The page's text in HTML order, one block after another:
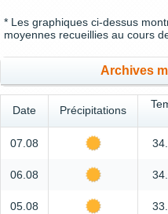
* Les graphiques ci-dessus
moyennes recueillies au cours
Archives
Date Précipitations
07.08
06.08
05.08